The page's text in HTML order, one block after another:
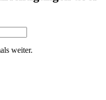
weiter.